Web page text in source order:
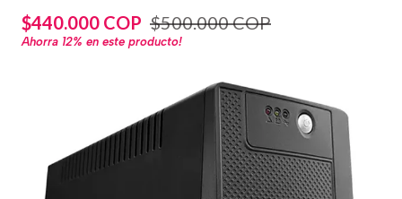
$440.000 COP $500.000 COP
Ahorra 12% en este producto!